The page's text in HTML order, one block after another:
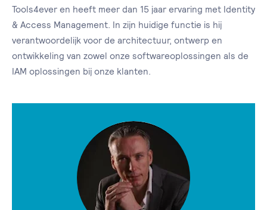
Tools4ever en heeft meer dan 15 jaar ervaring met Identity
& Access Management. In zijn huidige functie is hij
verantwoordelijk voor de architectuur, ontwerp en
ontwikkeling van zowel onze softwareoplossingen als de
IAM oplossingen bij onze klanten.